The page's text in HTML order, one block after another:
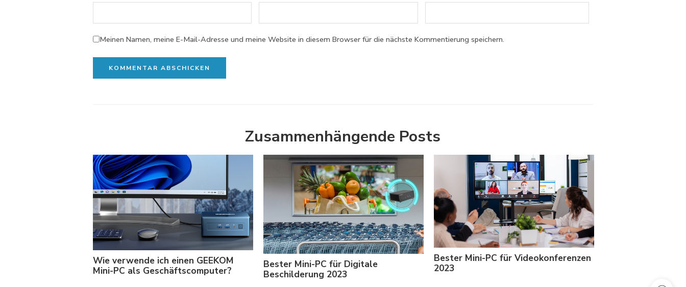
Meinen Namen, meine E-Mail-Adresse und meine Website in diesem Browser für die nächste Kommentierung speichern.
Zusammenhängende Posts
Wie verwende ich einen GEEKOM
Mini-PC als Geschäftscomputer?
Bester Mini-PC für Digitale
Beschilderung 2023
Bester Mini-PC für Videokonferenzen
2023